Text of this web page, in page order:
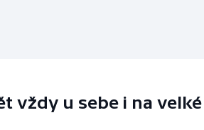
vždy u sebe i na velké